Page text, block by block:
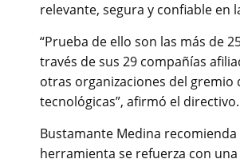
relevante, segura y confiable en
“Prueba de ello son las más de
través de sus 29 compañías
otras organizaciones del
tecnológicas”, afirmó el directivo.
Bustamante Medina
herramienta se refuerza con